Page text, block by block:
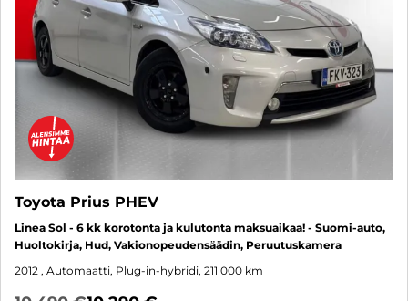
Toyota Prius PHEV
Linea Sol - 6 kk korotonta ja kulutonta maksuaikaa! - Suomi-auto,
Huoltokirja, Hud, Vakionopeudensäädin, Peruutuskamera
2012 , Automaatti, Plug-in-hybridi, 211 000 km